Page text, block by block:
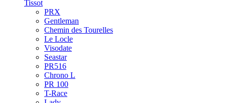
Tissot
PRX
Gentleman
Chemin des Tourelles
Le Locle
Visodate
Seastar
PR516
Chrono L
PR 100
T-Race